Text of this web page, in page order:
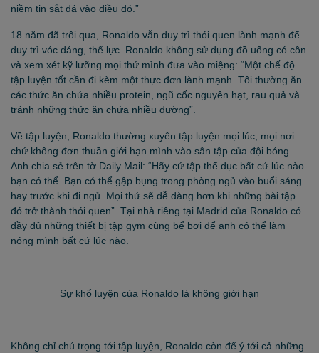
niềm tin sắt đá vào điều đó.”
18 năm đã trôi qua, Ronaldo vẫn duy trì thói quen lành mạnh để
duy trì vóc dáng, thể lực. Ronaldo không sử dụng đồ uống có cồn
và xem xét kỹ lưỡng mọi thứ mình đưa vào miệng: “Một chế độ
tập luyện tốt cần đi kèm một thực đơn lành mạnh. Tôi thường ăn
các thức ăn chứa nhiều protein, ngũ cốc nguyên hạt, rau quả và
tránh những thức ăn chứa nhiều đường”.
Về tập luyện, Ronaldo thường xuyên tập luyện mọi lúc, mọi nơi
chứ không đơn thuần giới hạn mình vào sân tập của đội bóng.
Anh chia sẻ trên tờ Daily Mail: “Hãy cứ tập thể dục bất cứ lúc nào
bạn có thể. Bạn có thể gập bụng trong phòng ngủ vào buổi sáng
hay trước khi đi ngủ. Mọi thứ sẽ dễ dàng hơn khi những bài tập
đó trở thành thói quen”. Tại nhà riêng tại Madrid của Ronaldo có
đầy đủ những thiết bị tập gym cùng bể bơi để anh có thể làm
nóng mình bất cứ lúc nào.
Sự khổ luyện của Ronaldo là không giới hạn
Không chỉ chú trọng tới tập luyện, Ronaldo còn để ý tới cả những